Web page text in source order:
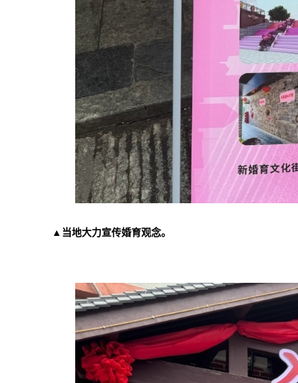
▲当地大力宣传婚育观念。